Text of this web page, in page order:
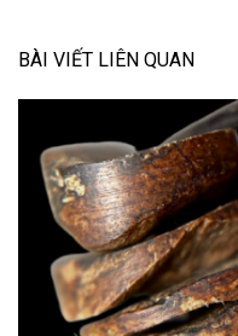
BÀI VIẾT LIÊN QUAN